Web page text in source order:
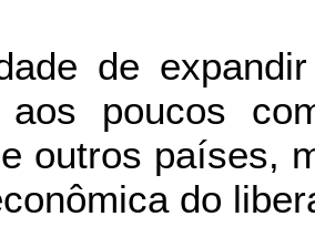
de
poucos
outros países,
do